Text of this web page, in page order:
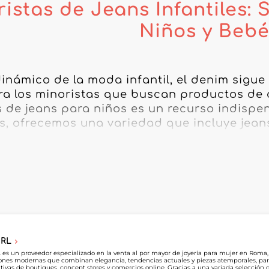
de Jeans Infantiles:
Niños y
de la moda infantil, el denim
los minoristas que buscan productos
de jeans para niños es un recurso
ofrecemos una variedad que incluye
ajustados para niños y jeans slim para
para mantenerse al día con
con nuestros mayoristas, no solo
es un proveedor especializado en la venta al por mayor de joyería para mujer en
modernas que combinan elegancia, tendencias actuales y piezas atemporales,